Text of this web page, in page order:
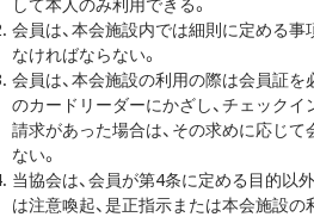
して本人のみ利用できる。
会員は、本会施設内では細則に定める
なければならない。
会員は、本会施設の利用の際は会員証を
のカードリーダーにかざし、チェック
請求があった場合は、その求めに応じ
ない。
当協会は、会員が第4条に定める目的以
は注意喚起、是正指示または本会施設